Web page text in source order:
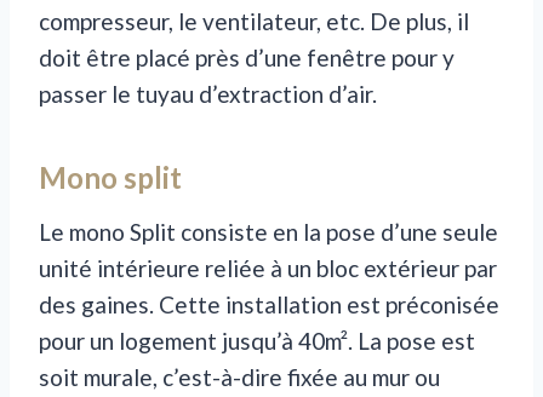
compresseur, le ventilateur, etc. De plus, il
doit être placé près d’une fenêtre pour y
passer le tuyau d’extraction d’air.
Mono split
Le mono Split consiste en la pose d’une seule
unité intérieure reliée à un bloc extérieur par
des gaines. Cette installation est préconisée
pour un logement jusqu’à 40m². La pose est
soit murale, c’est-à-dire fixée au mur ou